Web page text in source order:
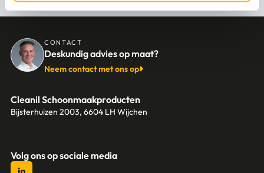
CONTACT
Deskundig advies op maat?
Neem contact met ons op
Cleanil Schoonmaakproducten
Bijsterhuizen 2003, 6604 LH Wijchen
Volg ons op sociale media